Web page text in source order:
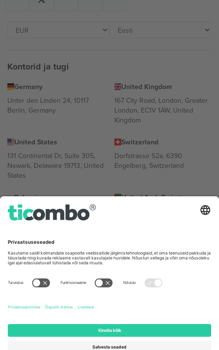
Kontorid ja tugi
Germany
Unter den Linden 24, 10117
Berlin, Germany
United Kingdom
167 City Road, London, Greater
London, EC1V 1AW, United
Kingdom
United States
131 Continental Dr, Suite 305,
Newark, Delaware 19713, United
States
Switzerland
Dorfstrasse 52a, 6390
Engelberg, Switzerland
Bulgaria
Regus Sofia City West, bul
Totleben 53-55, 1606 Sofia,
United Arab Emirates
UAE Dubai Silicon Oasis, DDP
Mexico
Av Chapultepec 360, Roma
Norte, Cuauhtémoc, 06700
Ciudad de México, CDMX,
sündmusest ja/või domeenist. Detailide jaoks vaata konkreetse
sündmuse lehte, impressumit ja tingimusi.,
2026 Ticombo. Kõik õigused kaitstud.